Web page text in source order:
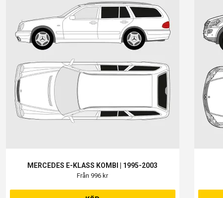
MERCEDES E-KLASS KOMBI | 1995-2003
Från 996 kr